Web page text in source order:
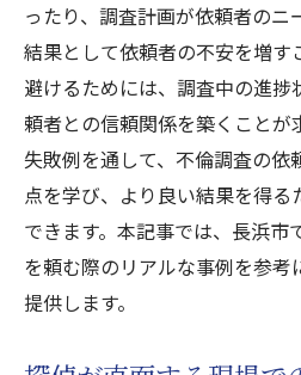
ったり、調査計画が依頼者のニ
結果として依頼者の不安を増す
避けるためには、調査中の進
頼者との信頼関係を築くことが
失敗例を通して、不倫調査の依
点を学び、より良い結果を得
できます。本記事では、長浜市
を頼む際のリアルな事例を参考
提供します。